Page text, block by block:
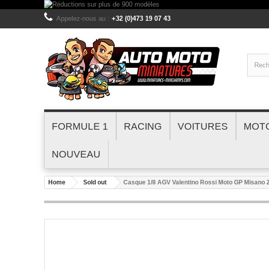
Appelez-nous au : +32 (0)473 19 07 43
FORMULE 1 RACING VOITURES
NOUVEAU
Home Sold out Casque 1/8 AGV Valentino Rossi Moto GP Misano